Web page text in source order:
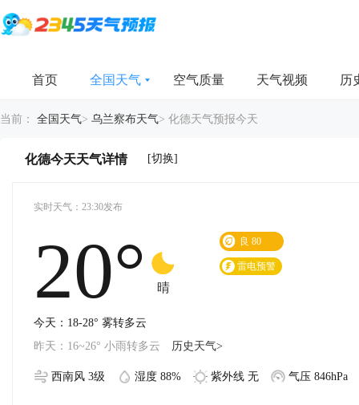
首页 全国天气 空气质量 天气视频 历
当前： 全国天气> 乌兰察布天气> 化德天气预报今天
化德今天天气详情 [切换]
实时天气：23:30发布
20° 晴
良 80
雷电预警
今天：18-28° 雾转多云
昨天：16~26° 小雨转多云
历史天气>
西南风 3级 湿度 88% 紫外线 无 气压 846hPa